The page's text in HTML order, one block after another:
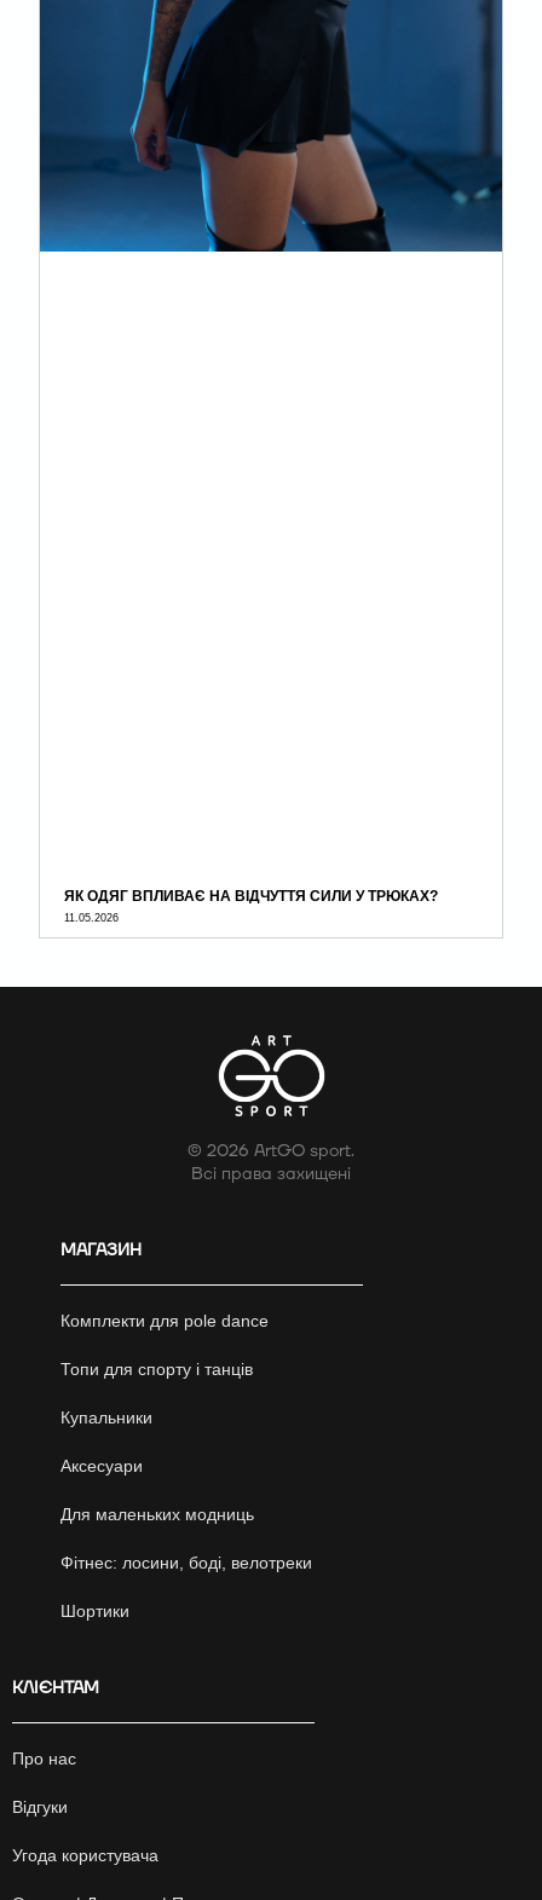
ЯК ОДЯГ ВПЛИВАЄ НА ВІДЧУТТЯ СИЛИ У ТРЮКАХ?
11.05.2026
© 2026 ArtGO sport.
Всі права захищені
МАГАЗИН
Комплекти для pole dance
Топи для спорту і танців
Купальники
Аксесуари
Для маленьких модниць
Фітнес: лосини, боді, велотреки
Шортики
КЛІЄНТАМ
Про нас
Відгуки
Угода користувача